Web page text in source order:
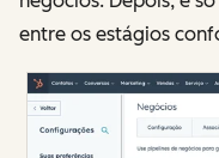
entre os estágios